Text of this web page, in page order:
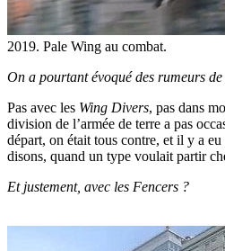
2019. Pale Wing au combat.
On a pourtant évoqué des rumeurs
Pas avec les Wing Divers, pas dans
division de l’armée de terre a pas
départ, on était tous contre, et il y a
disons, quand un type voulait partir
Et justement, avec les Fencers ?